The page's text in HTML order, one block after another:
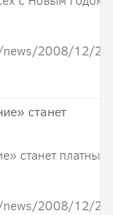
2008/12/
станет
станет платным
2008/12/